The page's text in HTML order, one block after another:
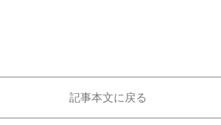
記事本文に戻る